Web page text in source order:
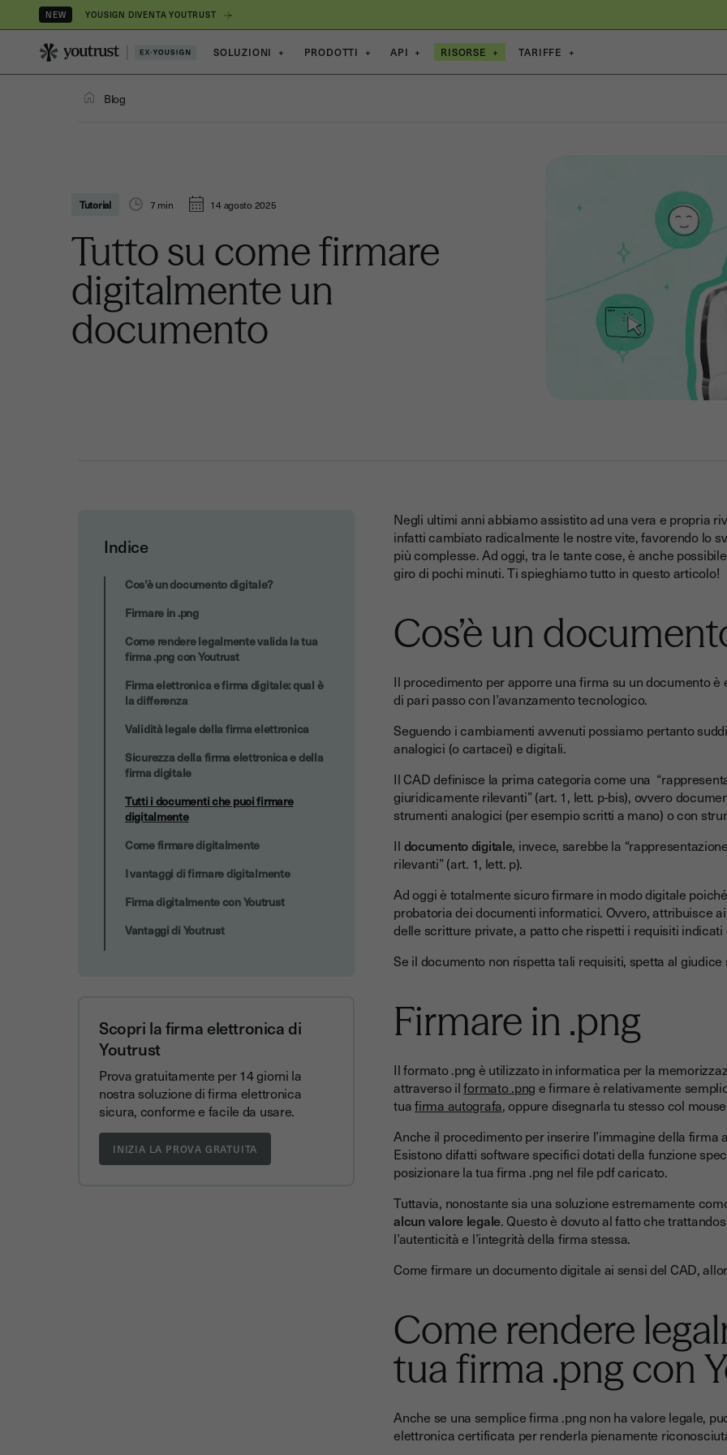
NEW YOUSIGN DIVENTA YOUTRUST
SOLUZIONI + PRODOTTI + API + RISORSE + TARIFFE +
Blog
Tutorial 7 min 14 agosto 2025
Tutto su come firmare
digitalmente un
documento
Indice
Tutti i documenti che puoi firmare
Cos’è un documento digitale?
Firmare in .png
Come rendere legalmente valida la tua
firma .png con Youtrust
Firma elettronica e firma digitale: qual è
la differenza
Validità legale della firma elettronica
Sicurezza della firma elettronica e della
firma digitale
Tutti i documenti che puoi firmare
digitalmente
Come firmare digitalmente
I vantaggi di firmare digitalmente
Firma digitalmente con Youtrust
Vantaggi di Youtrust
Scopri la firma elettronica di
Youtrust
Prova gratuitamente per 14 giorni la
nostra soluzione di firma elettronica
sicura, conforme e facile da usare.
Negli ultimi anni abbiamo assistito ad una vera e propria
infatti cambiato radicalmente le nostre vite, favorendo lo
più complesse. Ad oggi, tra le tante cose, è anche
giro di pochi minuti. Ti spieghiamo tutto in questo articolo!
Cos’è un
Il procedimento per apporre una firma su un documento
di pari passo con l’avanzamento tecnologico.
Seguendo i cambiamenti avvenuti possiamo pertanto
analogici (o cartacei) e digitali.
Il CAD definisce la prima categoria come una
giuridicamente rilevanti” (art. 1, lett. p-bis), ovvero
strumenti analogici (per esempio scritti a mano) o con
Il documento digitale, invece, sarebbe la
rilevanti” (art. 1, lett. p).
Ad oggi è totalmente sicuro firmare in modo digitale
probatoria dei documenti informatici. Ovvero, attribuisce
delle scritture private, a patto che rispetti i requisiti
Se il documento non rispetta tali requisiti, spetta al
Firmare in .png
Il formato .png è utilizzato in informatica per la
attraverso ilformato .png e firmare è relativamente
tuafirma autografa, oppure disegnarla tu stesso col
Anche il procedimento per inserire l’immagine della firma
Esistono difatti software specifici dotati della funzione
posizionare la tua firma .png nel file pdf caricato.
Tuttavia, nonostante sia una soluzione estremamente
alcun valore legale. Questo è dovuto al fatto che
l’autenticità e l’integrità della firma stessa.
Come firmare un documento digitale ai sensi del CAD,
Come rendere
tua firma .png con
Anche se una semplice firma .png non ha valore legale,
elettronica certificata per renderla pienamente